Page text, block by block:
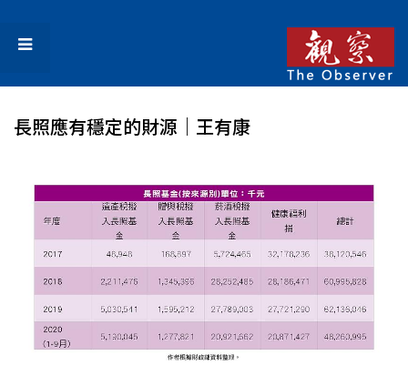
長照應有穩定的財源｜王有康